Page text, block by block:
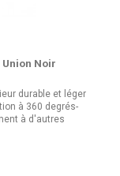
Noir
durable et léger
à 360 degrés-
à d'autres